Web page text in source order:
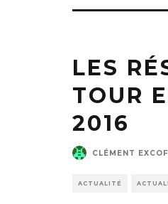
LES
TOUR
2016
CLÉMENT
ACTUALITÉ